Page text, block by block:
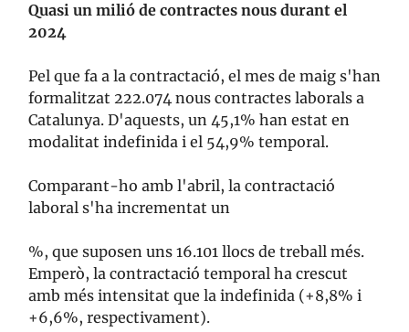
Quasi un milió de contractes nous durant el
2024
Pel que fa a la contractació, el mes de maig s'han
formalitzat 222.074 nous contractes laborals a
Catalunya. D'aquests, un 45,1% han estat en
modalitat indefinida i el 54,9% temporal.
Comparant-ho amb l'abril, la contractació
laboral s'ha incrementat un
%, que suposen uns 16.101 llocs de treball més.
Emperò, la contractació temporal ha crescut
amb més intensitat que la indefinida (+8,8% i
+6,6%, respectivament).